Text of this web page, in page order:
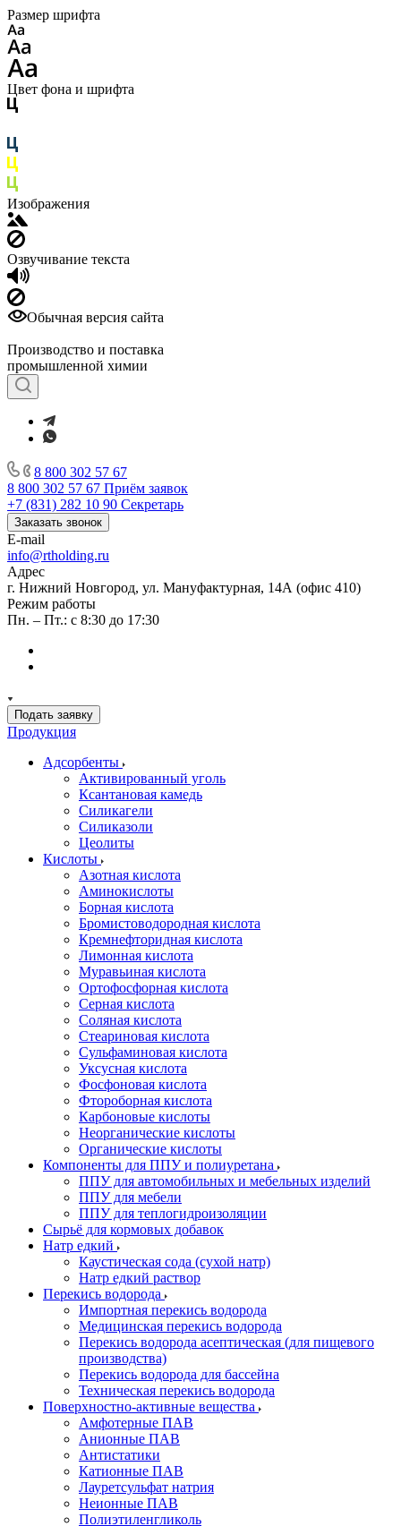
Размер шрифта
Цвет фона и шрифта
Изображения
Озвучивание текста
Обычная версия сайта
Производство и поставка
промышленной химии
8 800 302 57 67
8 800 302 57 67 Приём заявок
+7 (831) 282 10 90 Секретарь
Заказать звонок
E-mail
info@rtholding.ru
Адрес
г. Нижний Новгород, ул. Мануфактурная, 14А (офис 410)
Режим работы
Пн. – Пт.: с 8:30 до 17:30
Подать заявку
Продукция
Адсорбенты
Активированный уголь
Ксантановая камедь
Силикагели
Силиказоли
Цеолиты
Кислоты
Азотная кислота
Аминокислоты
Борная кислота
Бромистоводородная кислота
Кремнефторидная кислота
Лимонная кислота
Муравьиная кислота
Ортофосфорная кислота
Серная кислота
Соляная кислота
Стеариновая кислота
Сульфаминовая кислота
Уксусная кислота
Фосфоновая кислота
Фтороборная кислота
Карбоновые кислоты
Неорганические кислоты
Органические кислоты
Компоненты для ППУ и полиуретана
ППУ для автомобильных и мебельных изделий
ППУ для мебели
ППУ для теплогидроизоляции
Сырьё для кормовых добавок
Натр едкий
Каустическая сода (сухой натр)
Натр едкий раствор
Перекись водорода
Импортная перекись водорода
Медицинская перекись водорода
Перекись водорода асептическая (для пищевого
производства)
Перекись водорода для бассейна
Техническая перекись водорода
Поверхностно-активные вещества
Амфотерные ПАВ
Анионные ПАВ
Антистатики
Катионные ПАВ
Лауретсульфат натрия
Неионные ПАВ
Полиэтиленгликоль